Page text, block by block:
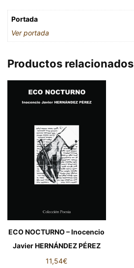
Portada
Ver portada
Productos relacionados
ECO NOCTURNO – Inocencio
Javier HERNÁNDEZ PÉREZ
11,54€